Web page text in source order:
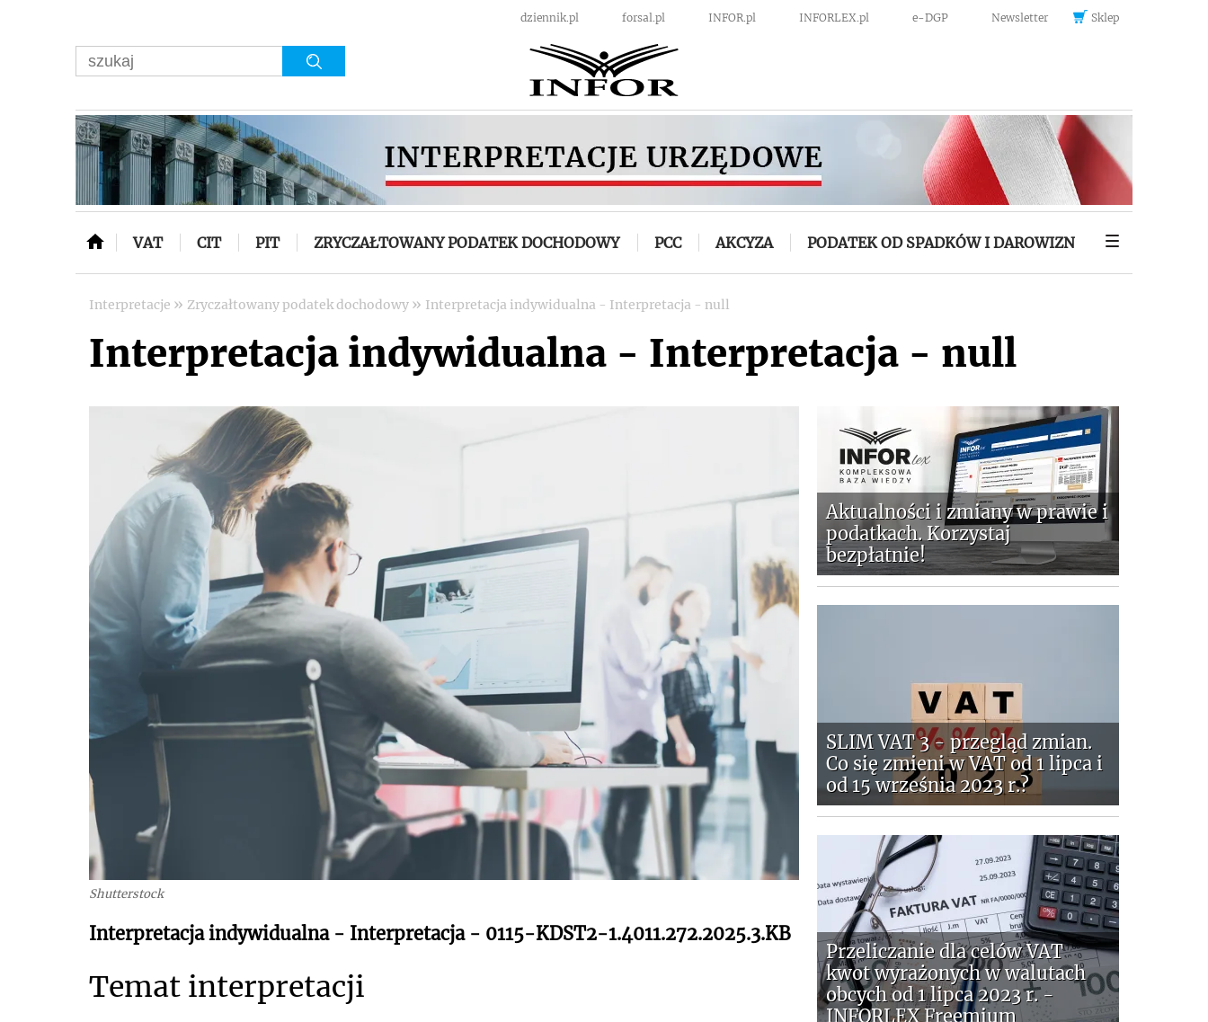
dziennik.pl forsal.pl INFOR.pl INFORLEX.pl e-DGP Newsletter Sklep
VAT CIT PIT ZRYCZAŁTOWANY PODATEK DOCHODOWY PCC AKCYZA PODATEK OD SPADKÓW I DAROWIZN
Interpretacje » Zryczałtowany podatek dochodowy » Interpretacja indywidualna - Interpretacja - null
Interpretacja indywidualna - Interpretacja - null
Shutterstock
Interpretacja indywidualna - Interpretacja - 0115-KDST2-1.4011.272.2025.3.KB
Temat interpretacji
Aktualności i zmiany w prawie i
podatkach. Korzystaj
bezpłatnie!
SLIM VAT 3 - przegląd zmian.
Co się zmieni w VAT od 1 lipca i
od 15 września 2023 r.?
Przeliczanie dla celów VAT
kwot wyrażonych w walutach
obcych od 1 lipca 2023 r. -
INFORLEX Freemium